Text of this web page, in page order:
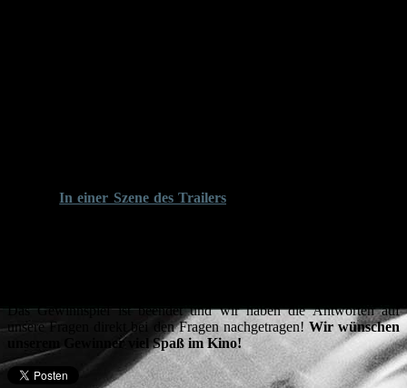
1.In einer Szene des Trailers
Das Gewinnspiel ist beendet und wir haben die Antworten auf
unsere Fragen direkt bei den Fragen nachgetragen! Wir wünschen
unserem Gewinner viel Spaß im Kino!